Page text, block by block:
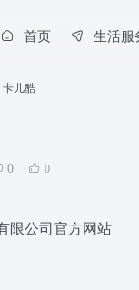
首页 生活服
卡儿酷
0 0
限公司官方网站